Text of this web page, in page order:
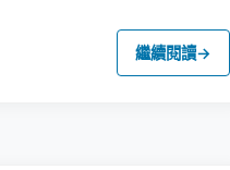
繼續閱讀→